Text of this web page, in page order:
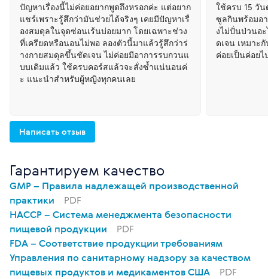
ปัญหาเรื่องนี้ไม่ค่อยอยากพูดถึงหรอกค่ะ แต่อยาก
แชร์เพราะรู้สึกว่ามันช่วยได้จริงๆ เคยมีปัญหาเรื่
องสมดุลในจุดซ่อนเร้นบ่อยมาก โดยเฉพาะช่วง
ที่เครียดหรือนอนไม่พอ ลองตัวนี้มาแล้วรู้สึกว่าร่
างกายสมดุลขึ้นชัดเจน ไม่ค่อยมีอาการรบกวนแ
บบเดิมแล้ว ใช้ครบคอร์สแล้วจะสั่งซ้ำแน่นอนค่
ะ แนะนำสำหรับผู้หญิงทุกคนเลย
ใช้ครบ 15 วั
ซูลกินพร้อมอ
งไม่ปั่นป่วนอ
ดเจน เหมาะ
ค่อยเป็นค่อยไ
Написать отзыв
Гарантируем качество
GMP – Правила надлежащей производственной
практики
PDF
HACCP – Система менеджмента безопасности
пищевой продукции
PDF
FDA – Соответствие продукции требованиям
Управления по санитарному надзору за качеством
пищевых продуктов и медикаментов США
PDF